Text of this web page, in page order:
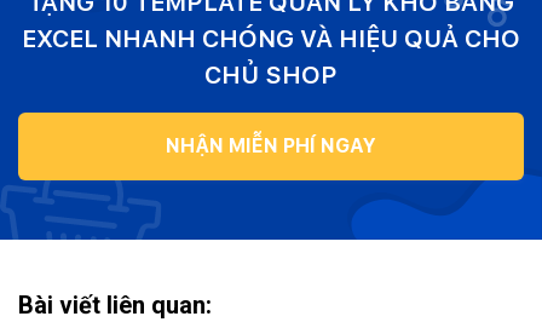
EXCEL NHANH CHÓNG VÀ HIỆU QUẢ CHO
CHỦ SHOP
NHẬN MIỄN PHÍ NGAY
Bài viết liên quan: